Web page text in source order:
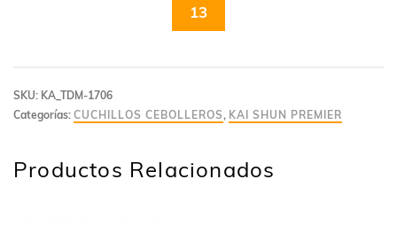
13
SKU: KA_TDM-1706
Categorías: CUCHILLOS CEBOLLEROS , KAI SHUN PREMIER
Productos Relacionados